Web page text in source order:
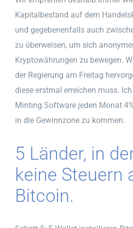
Kapitalbestand auf dem
und gegebenenfalls auch
zu überweisen, um sich
Kryptowährungen zu bewegen.
der Regierung am Freitag
diese erstmal erreichen muss.
Minting Software jeden Monat
in die Gewinnzone zu kommen.
5 Länder, in
keine Steuern
Bitcoin.